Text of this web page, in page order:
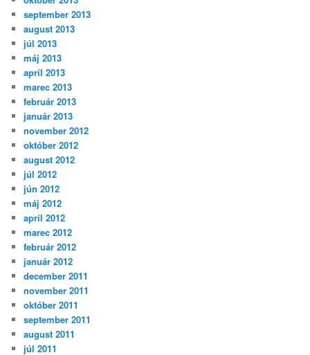
september 2013
august 2013
júl 2013
máj 2013
apríl 2013
marec 2013
február 2013
január 2013
november 2012
október 2012
august 2012
júl 2012
jún 2012
máj 2012
apríl 2012
marec 2012
február 2012
január 2012
december 2011
november 2011
október 2011
september 2011
august 2011
júl 2011